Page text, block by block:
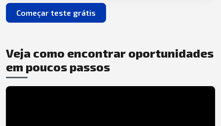
Começar teste grátis
Veja como encontrar oportunidades
em poucos passos